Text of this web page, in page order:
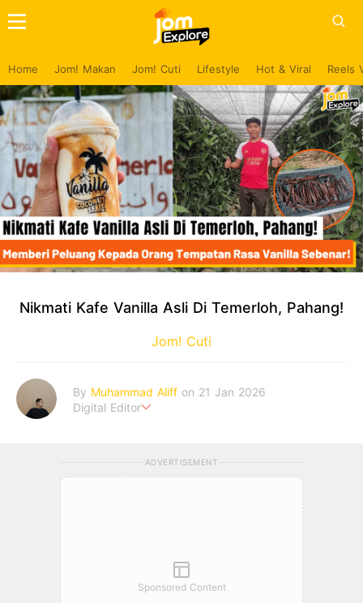
Home Jom! Makan Jom! Cuti Lifestyle Hot & Viral Reels
Nikmati Kafe Vanilla Asli Di Temerloh, Pahang!
Jom! Cuti
By Muhammad Aliff on 21 Jan 2026
Digital Editor
ADVERTISEMENT
Sponsored Content